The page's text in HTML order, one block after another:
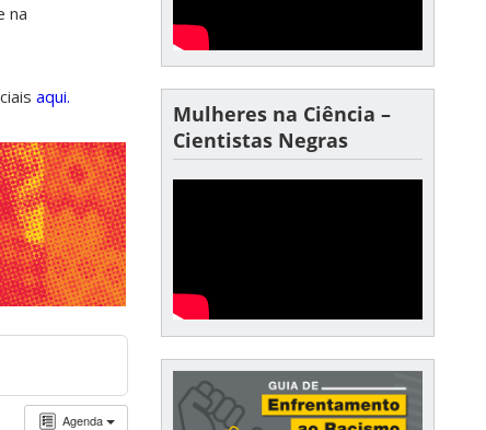
na
aqui.
Agenda
Mulheres na Ciência –
Cientistas Negras